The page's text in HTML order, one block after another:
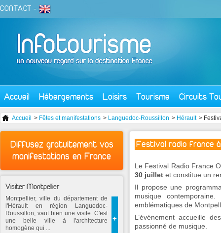
CONTACT -
Accueil Hébergements Loisirs Tourisme Circuits
Accueil > Fêtes et manifestations > Languedoc-Roussillon > Hérault >
Festival radio france
Le Festival Radio France
30 juillet et constitue un
Il propose une
musique
emblématiques de
L’événement accueille
passionné de musique.
Diffusez gratuitement vos
manifestations en France
Visiter Montpellier
+
Montpellier, ville du département de
l'Hérault en région Languedoc-
Roussillon, vaut bien une visite. C'est
une belle ville à l'architecture
homogène qui ...